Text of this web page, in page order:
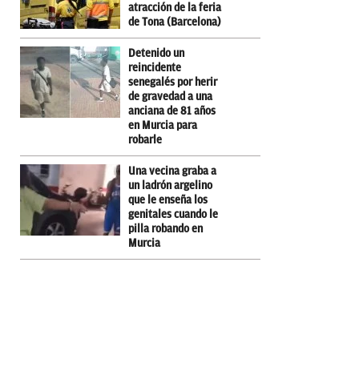
atracción de la feria
de Tona (Barcelona)
Detenido un
reincidente
senegalés por herir
de gravedad a una
anciana de 81 años
en Murcia para
robarle
Una vecina graba a
un ladrón argelino
que le enseña los
genitales cuando le
pilla robando en
Murcia